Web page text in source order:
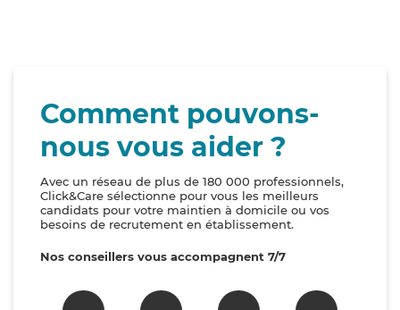
Comment pouvons-
nous vous aider ?
Avec un réseau de plus de 180 000 professionnels,
Click&Care sélectionne pour vous les meilleurs
candidats pour votre maintien à domicile ou vos
besoins de recrutement en établissement.
Nos conseillers vous accompagnent 7/7